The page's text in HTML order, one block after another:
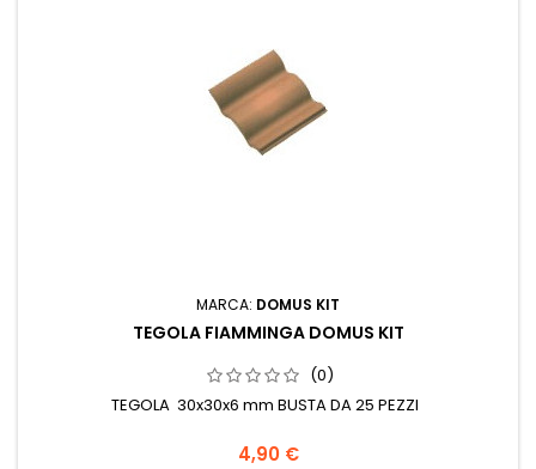
MARCA: DOMUS KIT
TEGOLA FIAMMINGA DOMUS KIT
(0)
TEGOLA 30x30x6 mm BUSTA DA 25 PEZZI
4,90 €